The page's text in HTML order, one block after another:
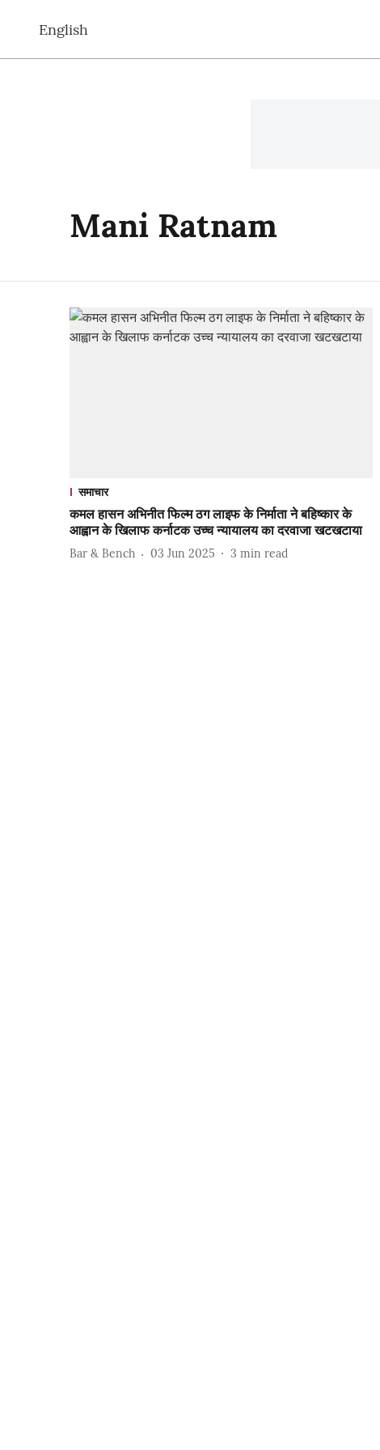
English
Mani Ratnam
समाचार
कमल हासन अभिनीत फिल्म ठग लाइफ के निर्माता ने बहिष्कार के
आह्वान के खिलाफ कर्नाटक उच्च न्यायालय का दरवाजा खटखटाया
Bar & Bench 03 Jun 2025 3 min read